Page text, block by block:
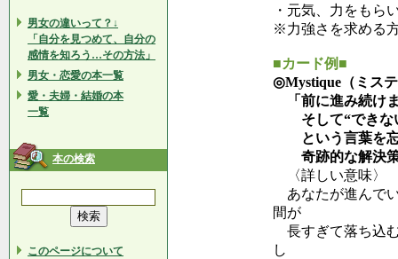
男女の違いって？↓
「自分を見つめて、自分の
感情を知ろう…その方法」
男女・恋愛の本一覧
愛・夫婦・結婚の本
一覧
本の検索
このページについて
・元気、力をもら
※力強さを求める
■カード例■
◎Mystique（ミス
「前に進み続け
そして“できな
という言葉を忘
奇跡的な解決策
〈詳しい意味〉
あなたが進んで
間が
長すぎて落ち込
し